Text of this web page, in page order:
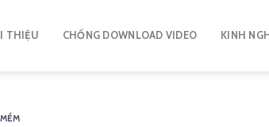
THIỆU CHỐNG DOWNLOAD VIDEO KINH